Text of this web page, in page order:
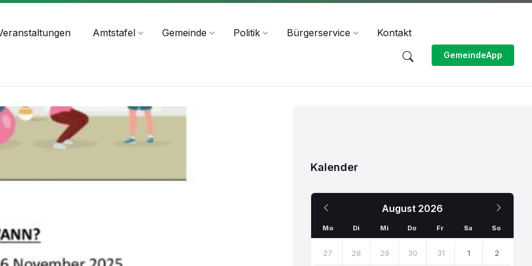
Amtstafel Gemeinde Politik Bürgerservice Kontakt
GemeindeApp
Kalender
August 2026
Month
Mo Di Mi Do Fr Sa So
calendar
27 28 29 30 31 1 2